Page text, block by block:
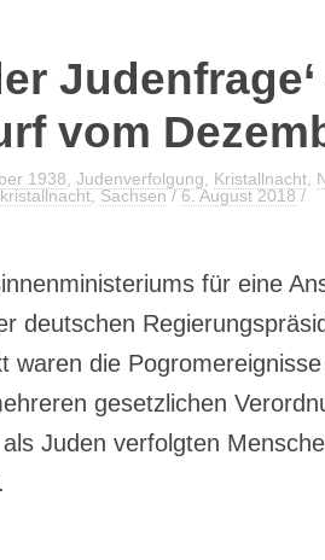
vom
1938 Judenverfolgung Kristallnacht
,Sachsen/6. August 2018/
für eine
deutschen
waren die
gesetzlichen
Juden verfolgten